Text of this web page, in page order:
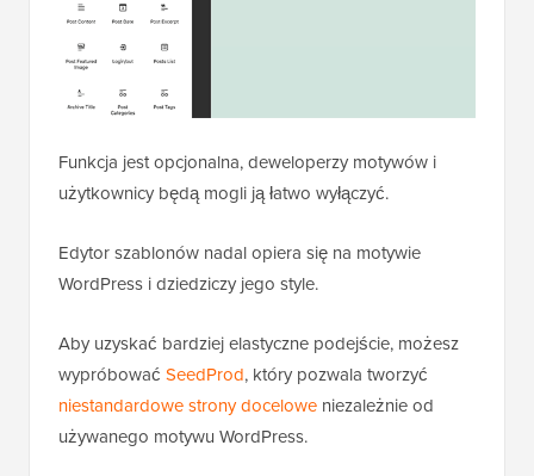
Funkcja jest opcjonalna, deweloperzy motywów i
użytkownicy będą mogli ją łatwo wyłączyć.
Edytor szablonów nadal opiera się na motywie
WordPress i dziedziczy jego style.
Aby uzyskać bardziej elastyczne podejście, możesz
wypróbować SeedProd, który pozwala tworzyć
niestandardowe strony docelowe niezależnie od
używanego motywu WordPress.